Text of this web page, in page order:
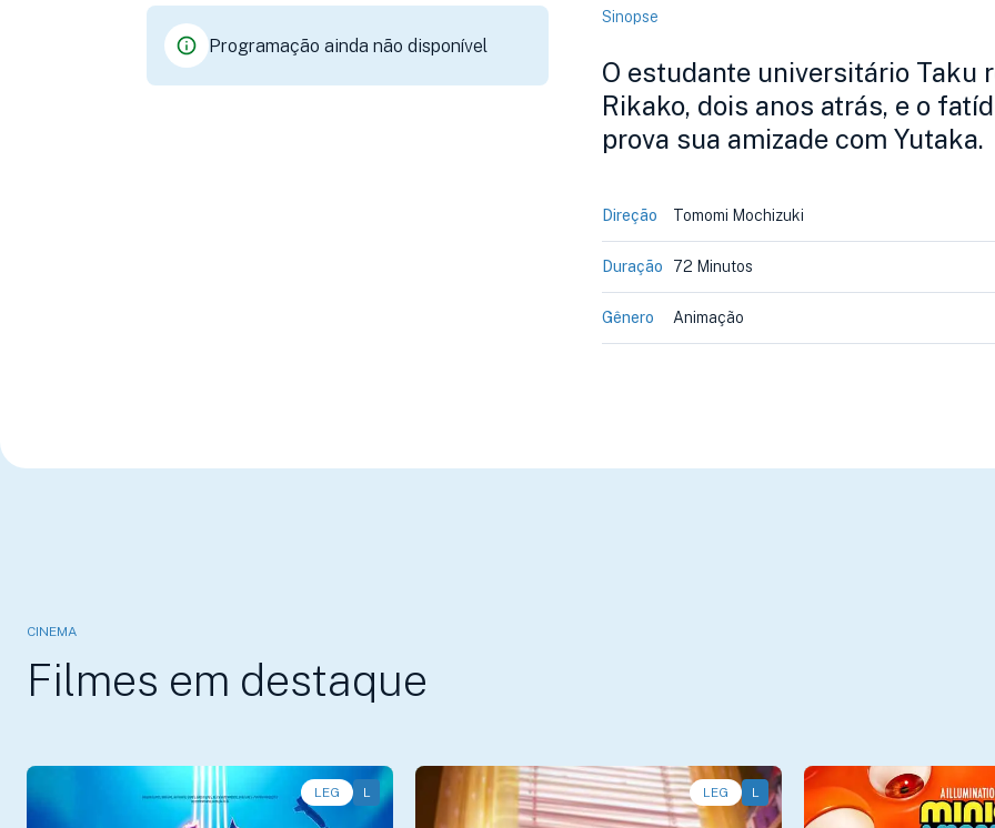
Programação ainda não disponível
Sinopse
O estudante universitário Taku
Rikako, dois anos atrás, e o
prova sua amizade com Yutaka.
Direção Tomomi Mochizuki
Duração 72 Minutos
Gênero Animação
CINEMA
Filmes em destaque
LEG L LEG L